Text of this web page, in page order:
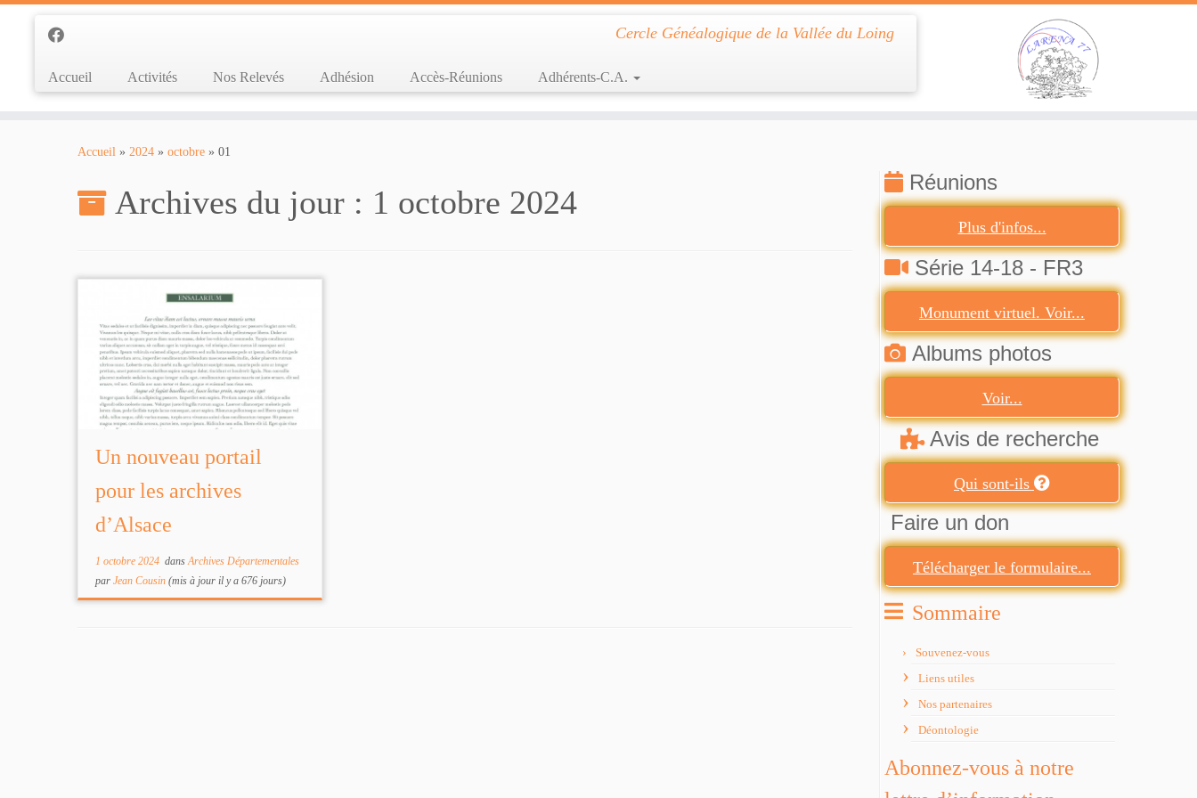
Cercle Généalogique de la Vallée du Loing
Accueil Activités Nos Relevés Adhésion Accès-Réunions Adhérents-C.A.
Accueil » 2024 » octobre » 01
Archives du jour : 1 octobre 2024
Un nouveau portail
pour les archives
d’Alsace
1 octobre 2024 dansArchives Départementales
parJean Cousin (mis à jour il y a 676 jours)
Réunions
Plus d'infos...
Série 14-18 - FR3
Monument virtuel. Voir...
Albums photos
Voir...
Avis de recherche
Qui sont-ils
Faire un don
Télécharger le formulaire...
Sommaire
Souvenez-vous
Liens utiles
Nos partenaires
Déontologie
Abonnez-vous à notre